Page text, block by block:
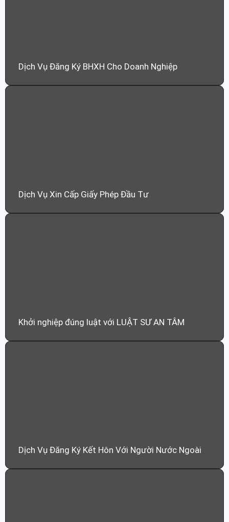
Dịch Vụ Đăng Ký BHXH Cho Doanh Nghiệp
Dịch Vụ Xin Cấp Giấy Phép Đầu Tư
Khởi nghiệp đúng luật với LUẬT SƯ AN TÂM
Dịch Vụ Đăng Ký Kết Hôn Với Người Nước Ngoài